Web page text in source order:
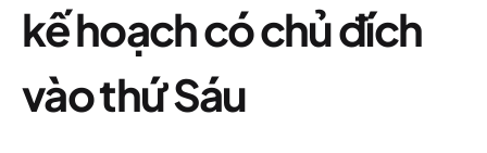
kế hoạch có chủ đích
vào thứ Sáu